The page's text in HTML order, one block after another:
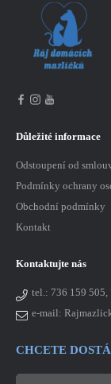
Důležité informace
Odstoupení od
Podmínky ochrany
Obchodní podmínky
Kontakt
Kontaktujte nás
tel.: 736 159 505,
e-mail:
CHCETE